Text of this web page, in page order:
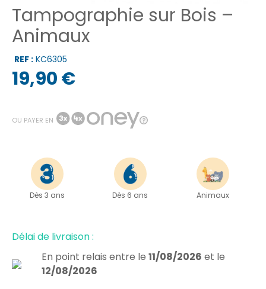
Tampographie sur Bois –
Animaux
REF : KC6305
19,90 €
OU PAYER EN
Dès 3 ans Dès 6 ans Animaux
Délai de livraison :
En point relais entre le 11/08/2026 et le
12/08/2026